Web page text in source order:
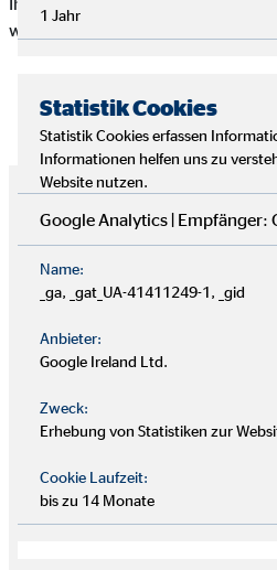
werden!
Jetzt
ganzen Tag?
Vom Kundentermin zum Sport,
1 Jahr
Statistik Cookies
Statistik Cookies erfassen
Informationen helfen uns zu
Website nutzen.
Google Analytics | Empfänger:
Name:
_ga, _gat_UA-41411249-1, _gid
Anbieter:
Google Ireland Ltd.
Zweck:
Erhebung von Statistiken zur
Cookie Laufzeit:
bis zu 14 Monate